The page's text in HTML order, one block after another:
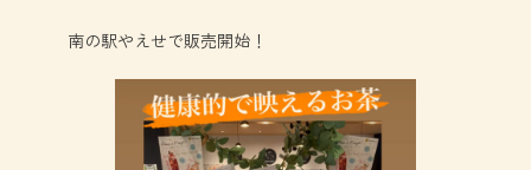
南の駅やえせで販売開始！